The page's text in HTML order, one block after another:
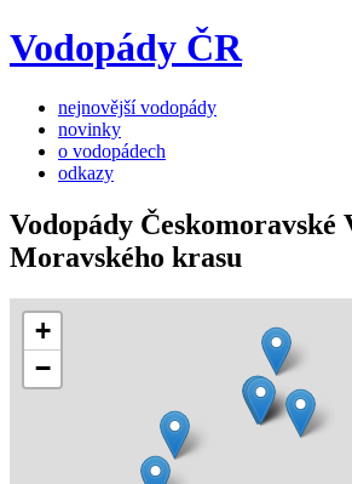
Vodopády ČR
nejnovější vodopády
novinky
o vodopádech
odkazy
Vodopády Českomoravské
Moravského krasu
+
−